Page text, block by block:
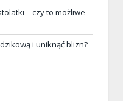
– czy to możliwe
i uniknąć blizn?